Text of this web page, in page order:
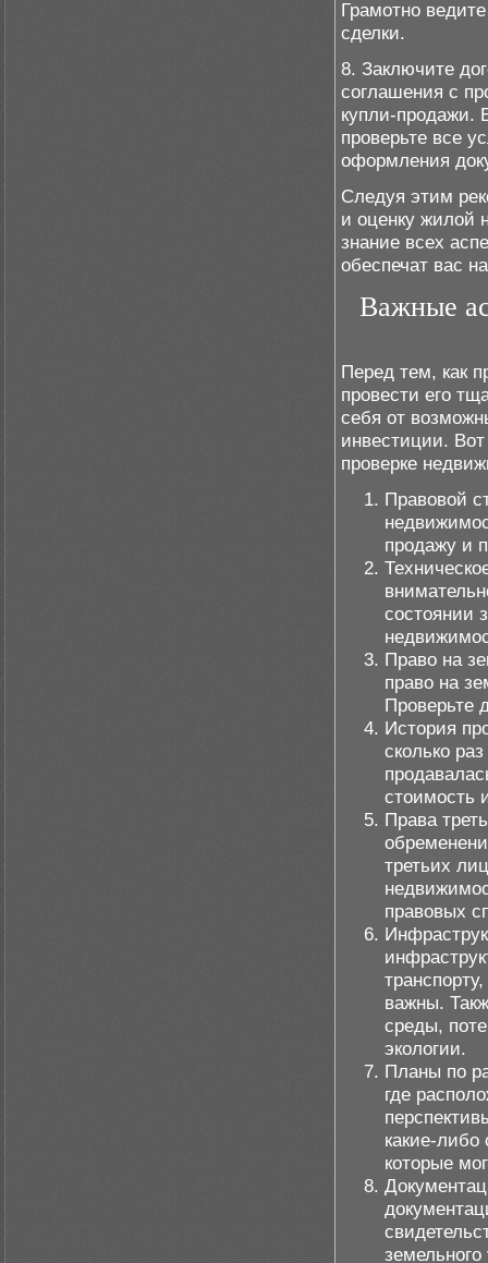
Грамотно
сделки.
8. Заключите
соглашения с
купли-продажи.
проверьте все
оформления
Следуя этим
и оценку жилой
знание всех
обеспечат вас
Важные
Перед тем, как
провести его
себя от
инвестиции.
проверке
Правовой
продажу и
состоянии
Право на
право на
Проверьте
История
сколько
стоимость
Права
третьих
правовых
важны.
среды,
экологии.
Планы по
где
какие-либо
которые